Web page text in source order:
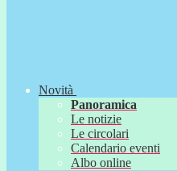
Novità
Panoramica
Le notizie
Le circolari
Calendario eventi
Albo online